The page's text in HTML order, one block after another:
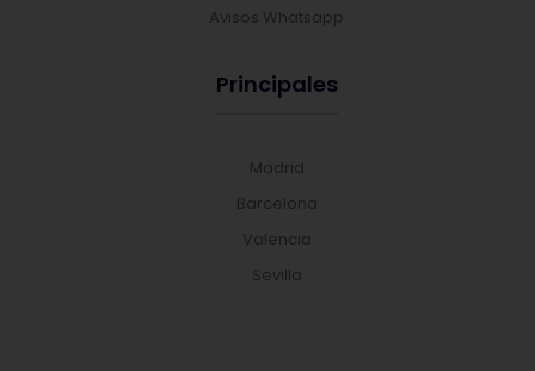
Avisos Whatsapp
Principales
Madrid
Barcelona
Valencia
Sevilla